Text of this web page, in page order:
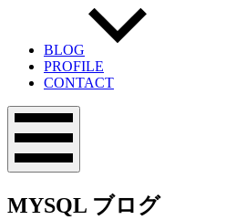
BLOG
PROFILE
CONTACT
メ
ニ
ー
MYSQL ブログ